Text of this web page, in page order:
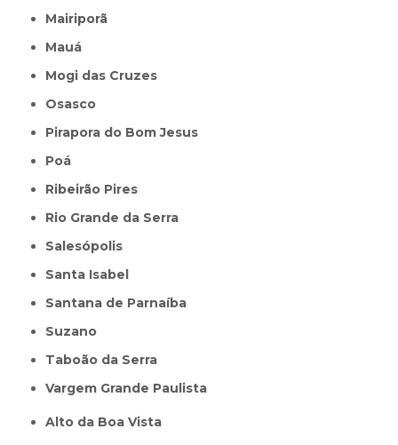
Mairiporã
Mauá
Mogi das Cruzes
Osasco
Pirapora do Bom Jesus
Poá
Ribeirão Pires
Rio Grande da Serra
Salesópolis
Santa Isabel
Santana de Parnaíba
Suzano
Taboão da Serra
Vargem Grande Paulista
Alto da Boa Vista